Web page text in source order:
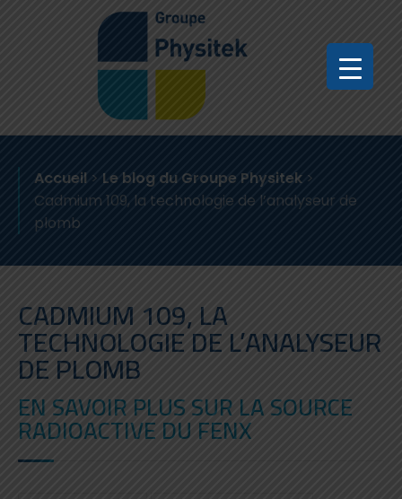
Accueil > Le blog du Groupe Physitek >
Cadmium 109, la technologie de l’analyseur de
plomb
CADMIUM 109, LA
TECHNOLOGIE DE L’ANALYSEUR
DE PLOMB
EN SAVOIR PLUS SUR LA SOURCE
RADIOACTIVE DU FENX